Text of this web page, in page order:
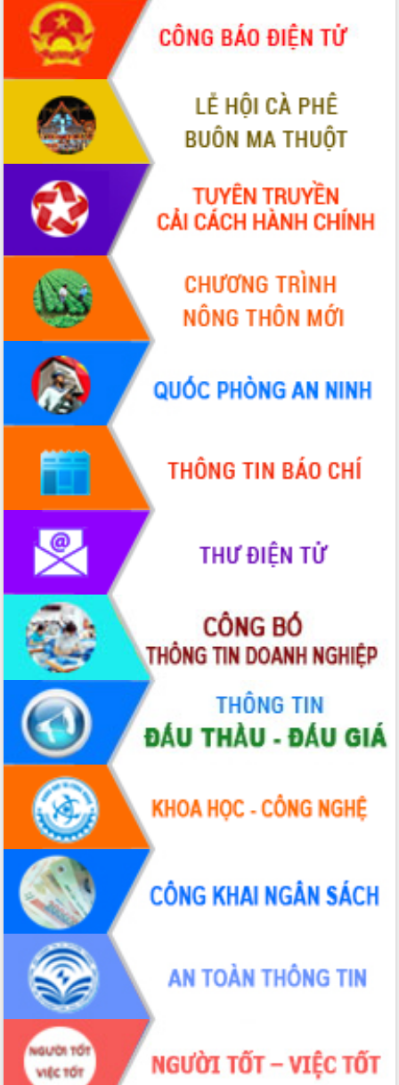
Đắk Lắk nỗ lực thúc đẩy tăng trưởng
kinh tế từ 10% trở lên trong Quý
II/2026
Đắk Lắk ký kết thỏa thuận hợp tác về
chuyển đổi số giai đoạn 2026 – 2030
với Tập đoàn Bưu chính Viễn thông
Việt Nam
Thứ trưởng Bộ Y tế làm việc với tỉnh
Đắk Lắk về phát triển nhân lực y tế
cho trạm y tế cấp xã
Du lịch Đắk Lắk nâng tầm trải nghiệm
du khách thông qua Hệ thống cơ sở dữ
liệu và Bản đồ số
Tập huấn ứng dụng trí tuệ nhân tạo (AI)
trong thương mại điện tử năm 2026
Đoàn đại biểu Quốc hội tỉnh Đắk Lắk
trao đổi thông tin trước Kỳ họp thứ
Quyết liệt cải cách hành chính, khơi
thông nguồn lực phát triển
Nâng cao hiệu lực, hiệu quả HĐND
tỉnh thông qua hiện đại hóa hành chính
Xã Ea Phê gắn cải cách hành chính với
chuyển đổi số
Phó Chủ tịch Thường trực UBND tỉnh
Hồ Thị Nguyên Thảo làm việc tại Trung
tâm Phục vụ hành chính công xã Ea
Xây dựng nền hành chính số đồng
hành cùng nông dân dân, doanh nghiệp
Giai đoạn 2026-2030, Đắk Lắk phấn
đấu có 77% xã đạt chuẩn nông thôn
mới
Chuyển đổi số 'mở đường' cho nông
nghiệp Đắk Lắk tăng trưởng bứt phá
Triển khai đồng bộ đo đạc, lập hồ sơ
địa chính, hoàn thiện cơ sở dữ liệu đất
đai
Ứng dụng sinh trắc học - Bước tiến
trong hành trình chuyển đổi số tại Đắk
Đắk Lắk nâng cao hiệu quả công tác
Đảng từ Sổ tay đảng viên điện tử
Đắk Lắk đẩy mạnh nuôi biển công
nghệ, hướng tới phát triển thủy sản
bền vững
Tập huấn nâng cao năng lực triển khai
chuyển đổi số cho cán bộ, công chức
Đắk Lắk phát động hưởng ứng Ngày
Quyền của người tiêu dùng Việt Nam
2026
Đẩy mạnh cải cách hành chính, quyết
tâm đạt được mục tiêu tăng trưởng
hai con số trong năm 2026
Tổ chức trang trọng Lễ hội Đền thờ